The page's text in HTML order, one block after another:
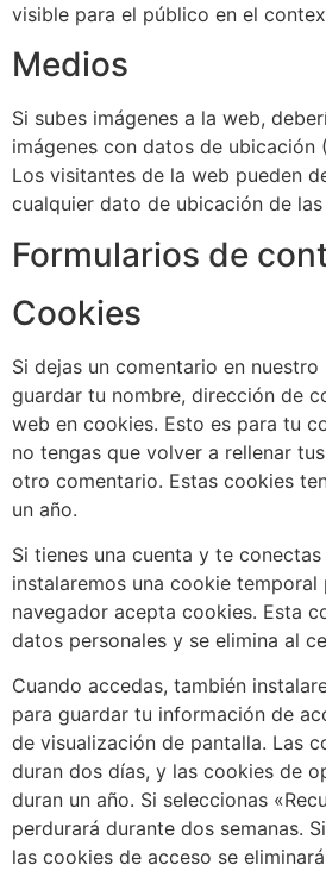
visible para el público en el
Medios
Si subes imágenes a la web,
imágenes con datos de ubicación
Los visitantes de la web pueden
cualquier dato de ubicación de
Formularios de
Cookies
Si dejas un comentario en
guardar tu nombre, dirección de
web en cookies. Esto es para tu
no tengas que volver a rellenar
otro comentario. Estas cookies
un año.
Si tienes una cuenta y te
instalaremos una cookie
navegador acepta cookies. Esta
datos personales y se elimina al
Cuando accedas, también
para guardar tu información de
de visualización de pantalla. Las
duran dos días, y las cookies de
duran un año. Si seleccionas
perdurará durante dos semanas.
las cookies de acceso se